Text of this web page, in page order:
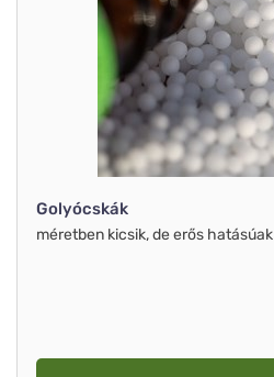
Golyócskák
méretben kicsik, de erős hatásúak